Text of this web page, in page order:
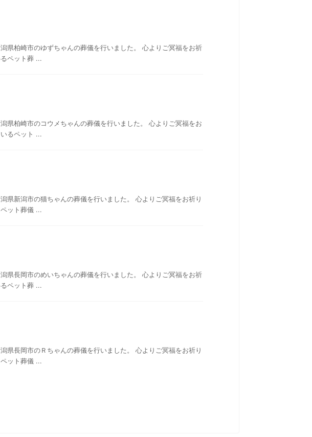
県柏崎市のゆずちゃんの葬儀を行いました。 心よりご冥福をお祈
ペット葬 ...
県柏崎市のコウメちゃんの葬儀を行いました。 心よりご冥福をお
るペット ...
県新潟市の猫ちゃんの葬儀を行いました。 心よりご冥福をお祈り
ット葬儀 ...
県長岡市のめいちゃんの葬儀を行いました。 心よりご冥福をお祈
ペット葬 ...
県長岡市のＲちゃんの葬儀を行いました。 心よりご冥福をお祈り
ット葬儀 ...